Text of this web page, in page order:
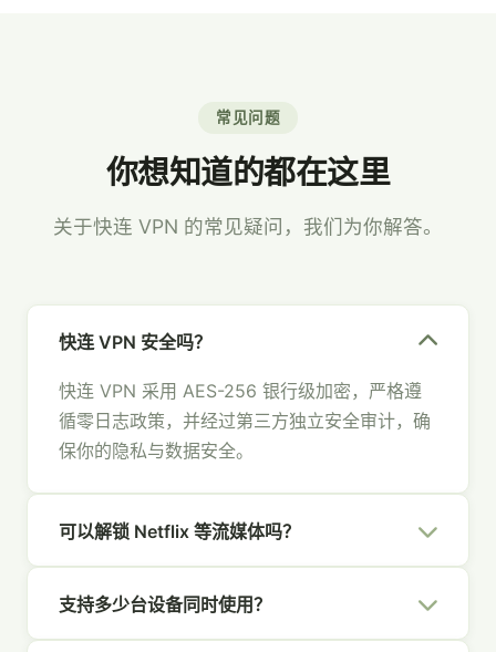
常见问题
你想知道的都在这里
关于快连 VPN 的常见疑问，我们为你解答。
快连 VPN 安全吗？
快连 VPN 采用 AES-256 银行级加密，严格遵
循零日志政策，并经过第三方独立安全审计，确
保你的隐私与数据安全。
可以解锁 Netflix 等流媒体吗？
支持 Netflix、Hulu、Disney+、YouTube 等主
流平台，畅享全球内容。
支持多少台设备同时使用？